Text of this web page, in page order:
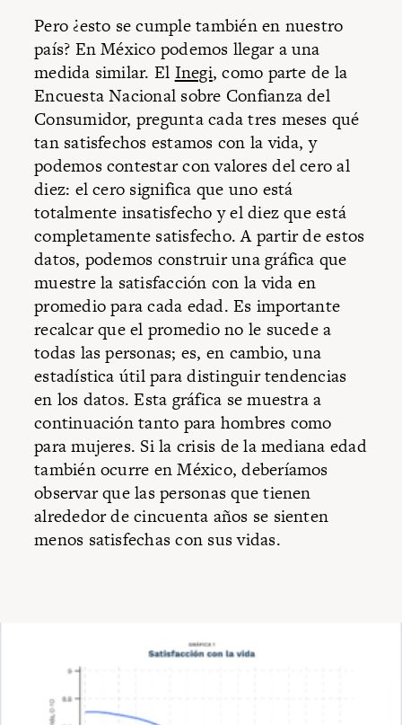
Pero ¿esto se cumple también en nuestro
país? En México podemos llegar a una
medida similar. El Inegi, como parte de la
Encuesta Nacional sobre Confianza del
Consumidor, pregunta cada tres meses qué
tan satisfechos estamos con la vida, y
podemos contestar con valores del cero al
diez: el cero significa que uno está
totalmente insatisfecho y el diez que está
completamente satisfecho. A partir de estos
datos, podemos construir una gráfica que
muestre la satisfacción con la vida en
promedio para cada edad. Es importante
recalcar que el promedio no le sucede a
todas las personas; es, en cambio, una
estadística útil para distinguir tendencias
en los datos. Esta gráfica se muestra a
continuación tanto para hombres como
para mujeres. Si la crisis de la mediana edad
también ocurre en México, deberíamos
observar que las personas que tienen
alrededor de cincuenta años se sienten
menos satisfechas con sus vidas.